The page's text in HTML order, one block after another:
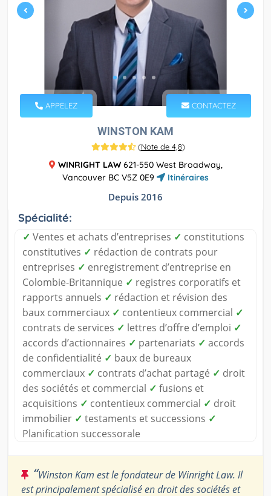
APPELEZ CONTACTEZ
WINSTON KAM
(Note de 4,8)
WINRIGHT LAW621-550 West Broadway,
Vancouver BC V5Z 0E9
Itinéraires
Depuis 2016
Spécialité:
✓ Ventes et achats d’entreprises ✓ constitutions
constitutives ✓ rédaction de contrats pour
entreprises ✓ enregistrement d’entreprise en
Colombie-Britannique ✓ registres corporatifs et
rapports annuels ✓ rédaction et révision des
baux commerciaux ✓ contentieux commercial ✓
contrats de services ✓ lettres d’offre d’emploi ✓
accords d’actionnaires ✓ partenariats ✓ accords
de confidentialité ✓ baux de bureaux
commerciaux ✓ contrats d’achat partagé ✓ droit
des sociétés et commercial ✓ fusions et
acquisitions ✓ contentieux commercial ✓ droit
immobilier ✓ testaments et successions ✓
Planification successorale
“Winston Kam est le fondateur de Winright Law. Il
est principalement spécialisé en droit des sociétés et